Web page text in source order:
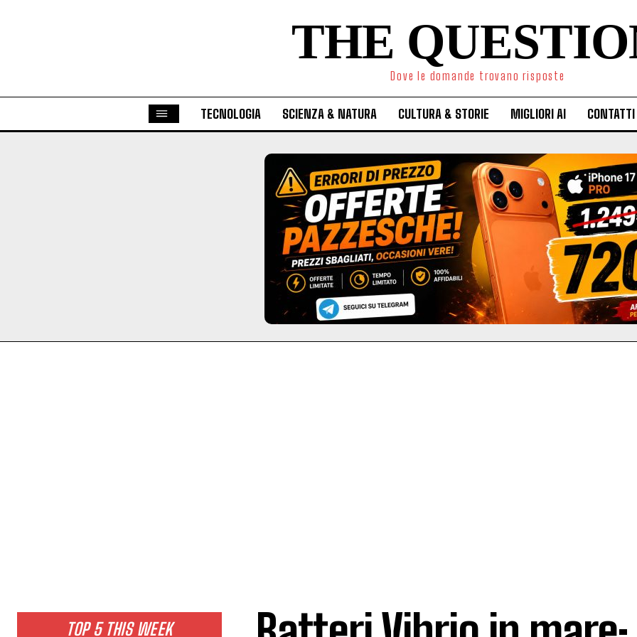
THE
Dove le domande trovano risposte
TECNOLOGIA SCIENZA & NATURA CULTURA & STORIE MIGLIORI AI CONTATTI
TOP 5 THIS WEEK